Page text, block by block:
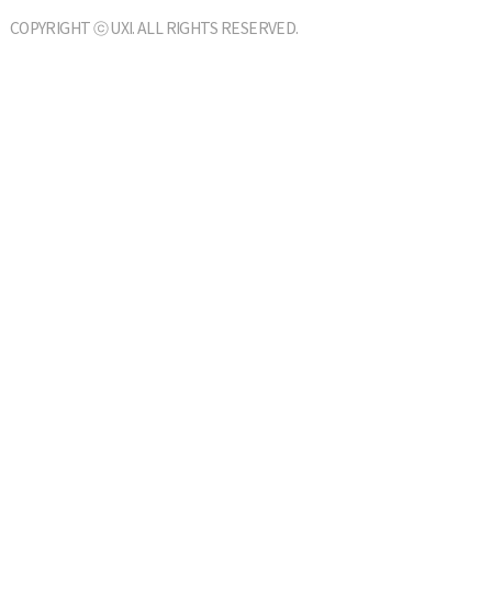
COPYRIGHT ⓒ UXI. ALL RIGHTS RESERVED.